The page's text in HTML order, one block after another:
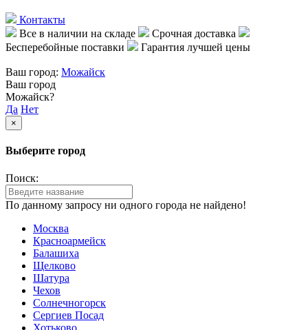
Контакты
Все в наличии на складе
Срочная доставка
Бесперебойные поставки
Гарантия лучшей цены
Ваш город: Можайск
Ваш город
Можайск?
Да Нет
×
Выберите город
Поиск:
По данному запросу ни одного города не найдено!
Москва
Красноармейск
Балашиха
Щелково
Шатура
Чехов
Солнечногорск
Сергиев Посад
Хотьково